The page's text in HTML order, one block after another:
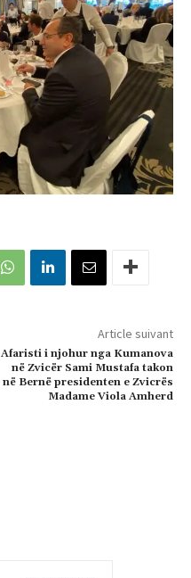
Article suivant
Afaristi i njohur nga Kumanova
në Zvicër Sami Mustafa takon
në Bernë presidenten e Zvicrës
Madame Viola Amherd